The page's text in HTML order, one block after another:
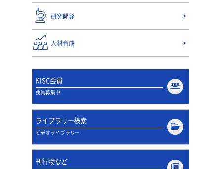
研究開発
人材育成
KISC会員
会員募集中
ライブラリー検索
ビデオライブラリー
刊行物など